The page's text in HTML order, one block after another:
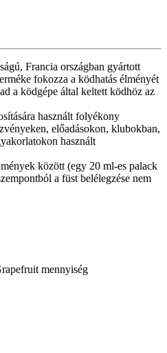
Francia országban gyártott
fokozza a ködhatás élményét
a ködgépe által keltett ködhöz az
használt folyékony
előadásokon, klubokban,
használt
között (egy 20 ml-es palack
a füst belélegzése nem
mennyiség